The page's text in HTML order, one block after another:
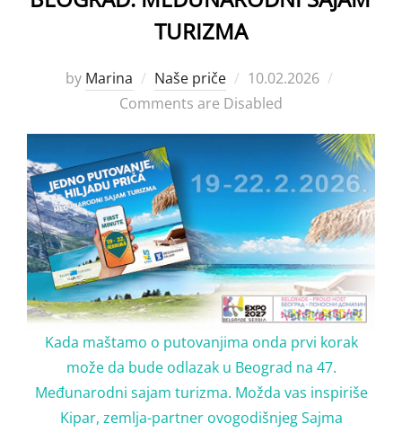
TURIZMA
by Marina Naše priče
Posted
on
10.02.2026
Comments are Disabled
Kada maštamo o putovanjima onda prvi korak
može da bude odlazak u Beograd na 47.
Međunarodni sajam turizma. Možda vas inspiriše
Kipar, zemlja-partner ovogodišnjeg Sajma